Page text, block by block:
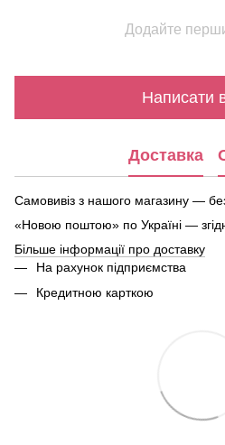
Додайте
Написати
Доставка
Самовивіз з нашого магазину —
«Новою поштою» по Україні —
Більше інформації про доставку
На рахунок підприємства
Кредитною карткою